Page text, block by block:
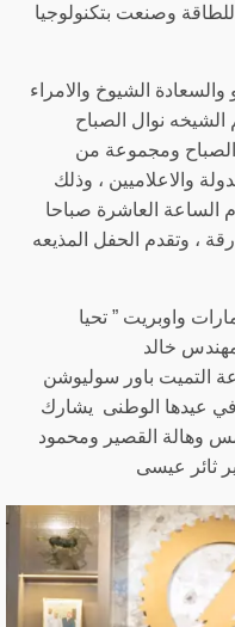
وصنعت بتكنولوجيا
الشيوخ والامراء
الشيخه نوال الصباح
الصباح ومجموعة من
والاعلاميين ، وذلك
ديسمبر 2025 في تمام الساعة العاشرة صباحا
، وتقدم الحفل المذيعه
واوبريت ” تحيا
مهندس خالد
التميت باور سوليوشن
في عيدها الوطنى يشارك
وهالة القصير ومحمود
ثائر عيسى